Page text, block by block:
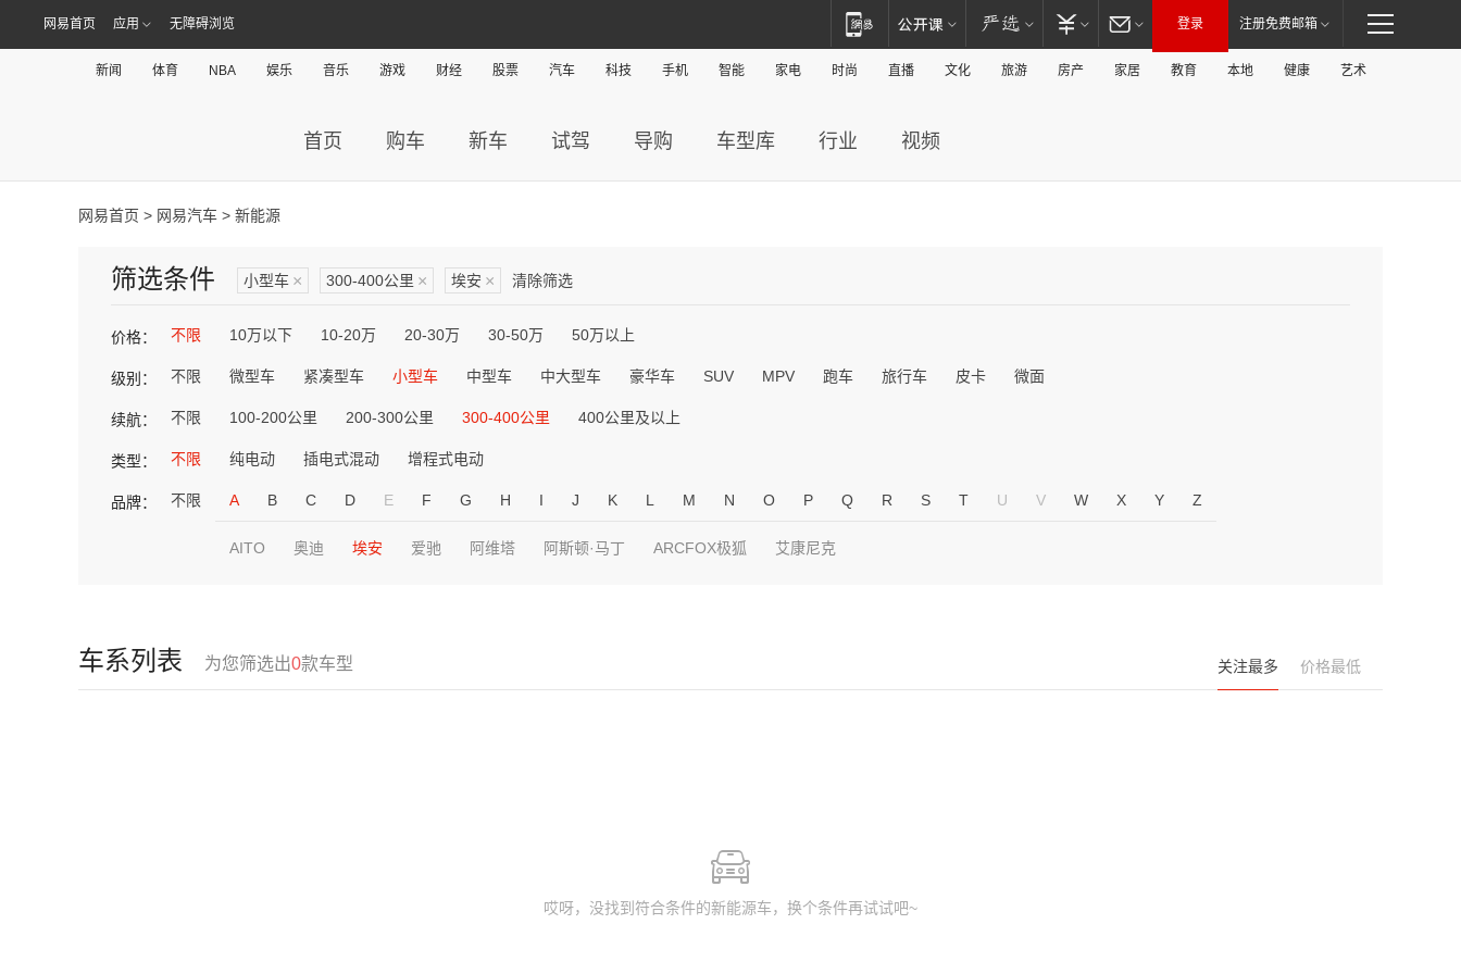
网易首页 应用 无障碍浏览 登录 注册免费邮箱
新闻 体育 NBA 娱乐 音乐 游戏 财经 股票 汽车 科技 手机 智能 家电 时尚 直播 文化 旅游 房产 家居 教育 本地 健康 艺术
首页 购车 新车 试驾 导购 车型库 行业 视频
网易首页 > 网易汽车 > 新能源
筛选条件 小型车 × 300-400公里 × 埃安 × 清除筛选
价格： 不限 10万以下 10-20万 20-30万 30-50万 50万以上
级别： 不限 微型车 紧凑型车 小型车 中型车 中大型车 豪华车 SUV MPV 跑车 旅行车 皮卡 微面
续航： 不限 100-200公里 200-300公里 300-400公里 400公里及以上
类型： 不限 纯电动 插电式混动 增程式电动
品牌： 不限 A B C D E F G H I J K L M N O P Q R S T U V W X Y Z
AITO 奥迪 埃安 爱驰 阿维塔 阿斯顿·马丁 ARCFOX极狐 艾康尼克
车系列表 为您筛选出0款车型 关注最多 价格最低
哎呀，没找到符合条件的新能源车，换个条件再试试吧~